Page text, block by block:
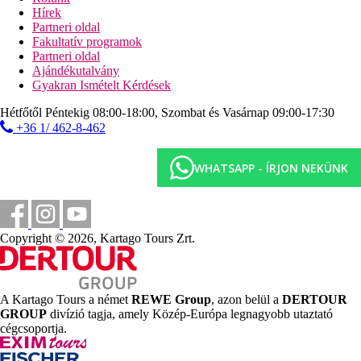
Ellátás
All Inclusive: minden étkezés büférendszerben,
napközben snack-ételek, alkoholos és alkoholmentes
italok az eges bárok nyitvatartása szerint. A vacsoránál
alkalomhoz illő viselet ajánlott. Az All Inclusive szállodák
eltérhetnek.
Távolság a tengerparttól
16 km
Távolság a legközelebbi repülőtértől
Strand
Napágyak és napernyők a strandon ingyenesen
Közvetlen tengerparti szálloda
Tengerparti nyaralás
Hírek
Partneri oldal
Fakultatív programok
Partneri oldal
Ajándékutalvány
Gyakran Ismételt Kérdések
Hétfőtől Péntekig 08:00-18:00, Szombat és Vasárnap 09:00-17:30
+36 1/ 462-8-462
WHATSAPP - ÍRJON NEKÜNK
Copyright © 2026, Kartago Tours Zrt.
A Kartago Tours a német REWE Group, azon belül a DERTOUR
GROUP divízió tagja, amely Közép-Európa legnagyobb utaztató
cégcsoportja.